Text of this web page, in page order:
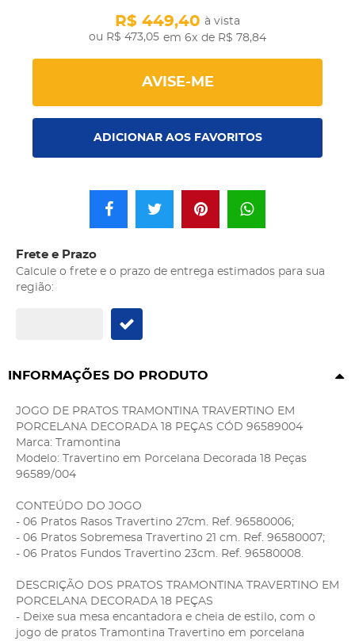
R$ 473,05
R$ 449,40 à vista
em 6x de R$ 78,84
AVISE-ME
ADICIONAR AOS FAVORITOS
Frete e Prazo
Calcule o frete e o prazo de entrega estimados para sua
região:
INFORMAÇÕES DO PRODUTO
JOGO DE PRATOS TRAMONTINA TRAVERTINO EM
PORCELANA DECORADA 18 PEÇAS CÓD 96589004
Marca: Tramontina
Modelo: Travertino em Porcelana Decorada 18 Peças
96589/004
CONTEÚDO DO JOGO
- 06 Pratos Rasos Travertino 27cm. Ref. 96580006;
- 06 Pratos Sobremesa Travertino 21 cm. Ref. 96580007;
- 06 Pratos Fundos Travertino 23cm. Ref. 96580008.
DESCRIÇÃO DOS PRATOS TRAMONTINA TRAVERTINO EM
PORCELANA DECORADA 18 PEÇAS
- Deixe sua mesa encantadora e cheia de estilo, com o
jogo de pratos Tramontina Travertino em porcelana